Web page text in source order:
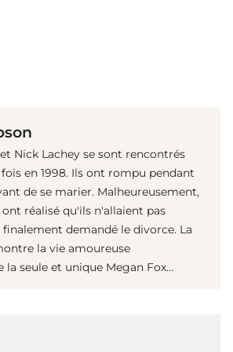
Nick Lachey se sont rencontrés
en 1998. Ils ont rompu pendant
de se marier. Malheureusement,
ont réalisé qu'ils n'allaient pas
demandé le divorce. La
la vie amoureuse
seule et unique Megan Fox...